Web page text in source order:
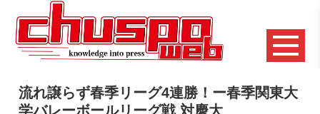
流れ譲らず春季リーグ4連勝！ー春季関東大
学バレーボールリーグ戦 対慶大